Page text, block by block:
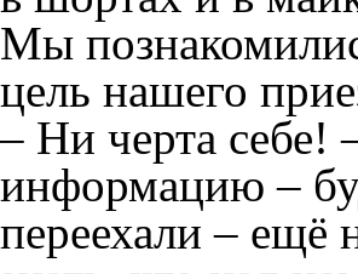
Мы
цель нашего
– Ни черта себе!
информацию –
переехали – ещё